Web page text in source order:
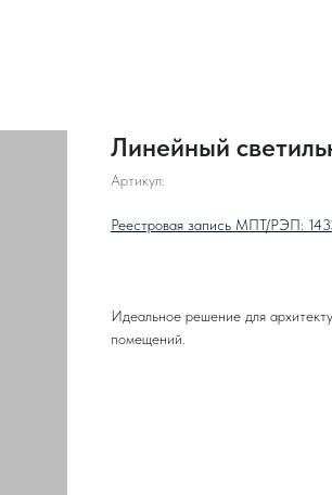
Линейный
Артикул:
Реестровая запись МПТ/РЭП:
Идеальное решение для
помещений.